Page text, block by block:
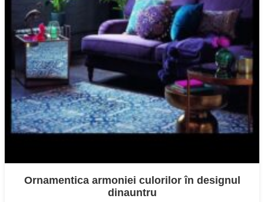
Ornamentica armoniei culorilor în designul
dinauntru